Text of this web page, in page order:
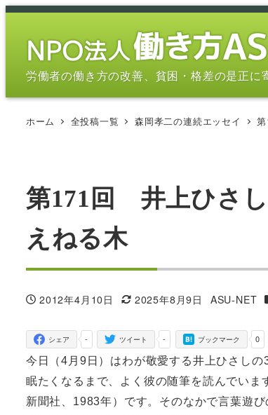
メ
労働者の働き方の改善、貧困・格差の是正に
ホーム 全投稿一覧 森岡孝二の連続エッセイ
第171回 井上ひさ
えねる木
投稿日
2012年4月10日
更新日
2025年8月9日
著
ASU-NET
-
シェア -
ツイート 0
ブックマーク
今日（4月9日）はわが敬愛する井上ひさし
眠たくなるまで、よく彼の随筆を読んでいま
新聞社、1983年）です。そのなかで言葉遊